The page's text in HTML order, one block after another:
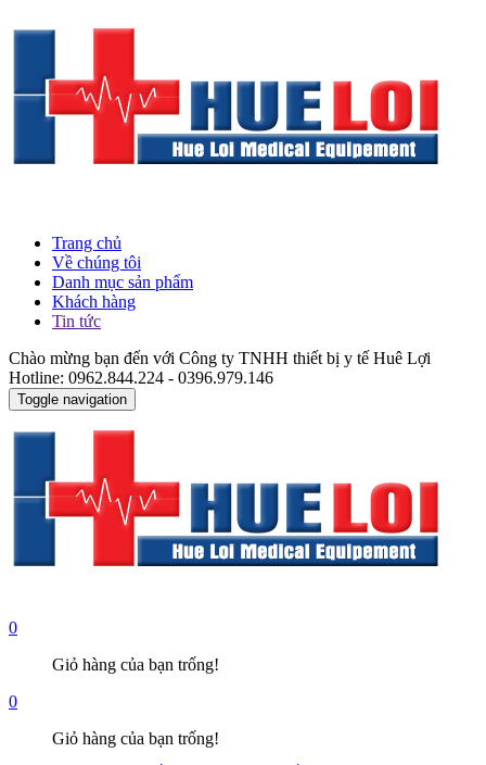
Trang chủ
Về chúng tôi
Danh mục sản phẩm
Khách hàng
Tin tức
Chào mừng bạn đến với Công ty TNHH thiết bị y tế Huê Lợi
Hotline: 0962.844.224 - 0396.979.146
Toggle navigation
0
Giỏ hàng của bạn trống!
0
Giỏ hàng của bạn trống!